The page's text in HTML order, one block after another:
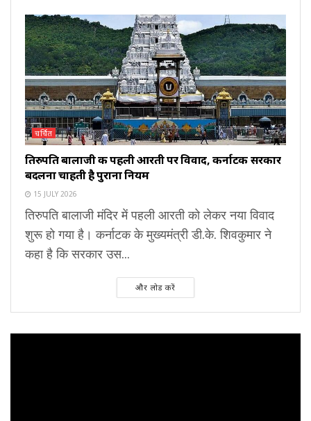
चर्चित
तिरुपति बालाजी की पहली आरती पर विवाद, कर्नाटक सरकार
बदलना चाहती है पुराना नियम
15 JULY 2026
तिरुपति बालाजी मंदिर में पहली आरती को लेकर नया विवाद
शुरू हो गया है। कर्नाटक के मुख्यमंत्री डी.के. शिवकुमार ने
कहा है कि सरकार उस...
और लोड करें